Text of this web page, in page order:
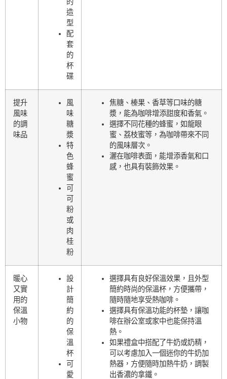
造
型
配
套
的
杯
碟
提升
風味
的調
味品
風
味
糖
漿
特
色
蜂
蜜
可
可
粉
或
肉
桂
粉
焦糖、榛果、香草等口味的糖
漿，能為咖啡增添甜度和香氣。
選擇不同花種的蜂蜜，如龍眼
蜜、荔枝蜜等，為咖啡帶來不同
的風味層次。
灑在咖啡表面，能增添香氣和口
感，也具有裝飾效果。
暖心
又實
用的
保溫
小物
設
計
簡
約
的
保
溫
杯
可
愛
選擇具有良好保溫效果，且外型
簡約時尚的保溫杯，方便攜帶，
隨時隨地享受熱咖啡。
選擇具有保溫功能的杯墊，讓咖
啡在辦公室或家中也能保持溫
熱。
如果禮盒中搭配了牛奶或奶精，
可以考慮加入一個迷你的牛奶加
熱器，方便隨時加熱牛奶，調製
出香濃的拿鐵。